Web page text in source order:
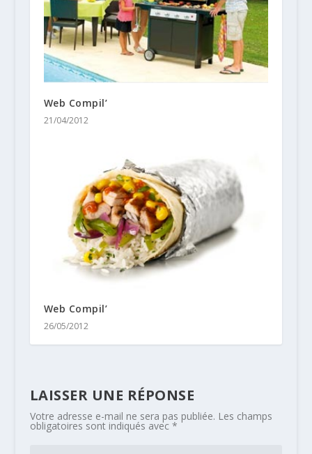
Web Compil’
21/04/2012
Web Compil’
26/05/2012
LAISSER UNE RÉPONSE
Votre adresse e-mail ne sera pas publiée. Les champs
obligatoires sont indiqués avec *